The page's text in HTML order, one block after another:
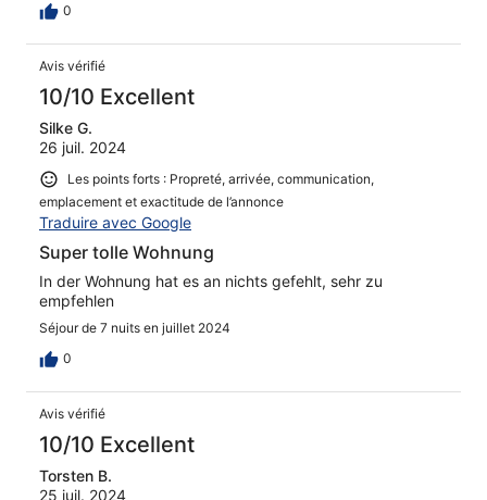
0
Avis vérifié
10/10 Excellent
Silke G.
26 juil. 2024
Les points forts : Propreté, arrivée, communication,
emplacement et exactitude de l’annonce
Traduire avec Google
Super tolle Wohnung
In der Wohnung hat es an nichts gefehlt, sehr zu
empfehlen
Séjour de 7 nuits en juillet 2024
0
Avis vérifié
10/10 Excellent
Torsten B.
25 juil. 2024